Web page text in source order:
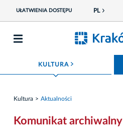
UŁATWIENIA DOSTĘPU PL
KULTURA ROZWIŃ MENU
Kultura Aktualności
Komunikat archiwalny